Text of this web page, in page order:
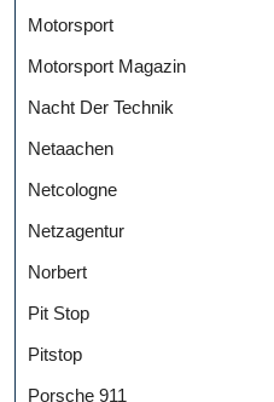
Motorsport
Motorsport Magazin
Nacht Der Technik
Netaachen
Netcologne
Netzagentur
Norbert
Pit Stop
Pitstop
Porsche 911